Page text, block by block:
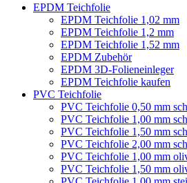
EPDM Teichfolie
EPDM Teichfolie 1,02 mm
EPDM Teichfolie 1,2 mm
EPDM Teichfolie 1,52 mm
EPDM Zubehör
EPDM 3D-Folieneinleger
EPDM Teichfolie kaufen
PVC Teichfolie
PVC Teichfolie 0,50 mm
PVC Teichfolie 1,00 mm
PVC Teichfolie 1,50 mm
PVC Teichfolie 2,00 mm
PVC Teichfolie 1,00 mm
PVC Teichfolie 1,50 mm